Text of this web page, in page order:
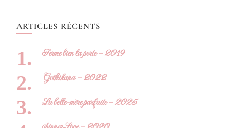
ARTICLES RÉCENTS
Ferme bien la porte – 2019
Gothikana – 2022
La belle-mère parfaite – 2025